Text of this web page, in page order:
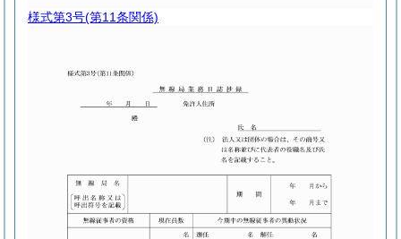
様式第3号(第11条関係)